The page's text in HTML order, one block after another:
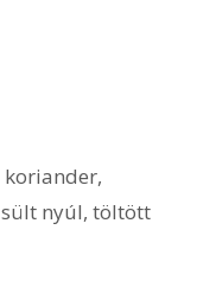
koriander,
sült nyúl, töltött